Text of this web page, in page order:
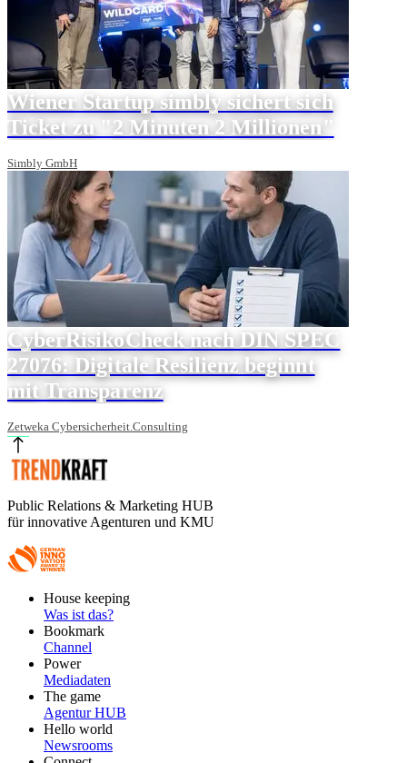
Wiener Startup simbly sichert sich
Ticket zu "2 Minuten 2 Millionen"
Simbly GmbH
CyberRisikoCheck nach DIN SPEC
27076: Digitale Resilienz beginnt
mit Transparenz
Zetweka Cybersicherheit.Consulting
Public Relations & Marketing HUB
für innovative Agenturen und KMU
FooterHouse keeping
Was ist das?
Bookmark
Channel
Power
Mediadaten
The game
Agentur HUB
Hello world
Newsrooms